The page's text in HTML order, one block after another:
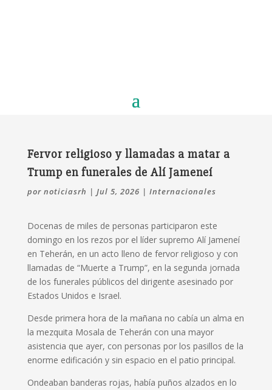
Fervor religioso y llamadas a matar a
Trump en funerales de Alí Jameneí
por noticiasrh | Jul 5, 2026 | Internacionales
Docenas de miles de personas participaron este
domingo en los rezos por el líder supremo Alí Jameneí
en Teherán, en un acto lleno de fervor religioso y con
llamadas de “Muerte a Trump”, en la segunda jornada
de los funerales públicos del dirigente asesinado por
Estados Unidos e Israel.
Desde primera hora de la mañana no cabía un alma en
la mezquita Mosala de Teherán con una mayor
asistencia que ayer, con personas por los pasillos de la
enorme edificación y sin espacio en el patio principal.
Ondeaban banderas rojas, había puños alzados en lo